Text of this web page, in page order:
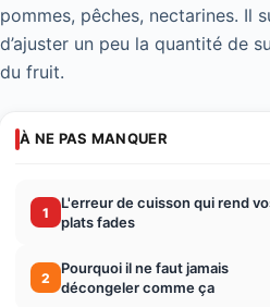
pommes, pêches, nectarines. Il
d’ajuster un peu la quantité de
du fruit.
À NE PAS MANQUER
1
L'erreur de cuisson qui rend
plats fades
2
Pourquoi il ne faut jamais
décongeler comme ça